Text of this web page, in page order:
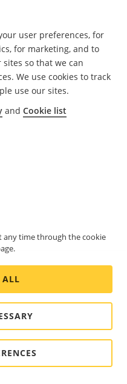
项目，请单击Add（添
印）。
的设备选择器中
user preferences, for
for marketing, and to
so that we can
We use cookies to track
use our sites.
and Cookie list
any time through the cookie
ALL